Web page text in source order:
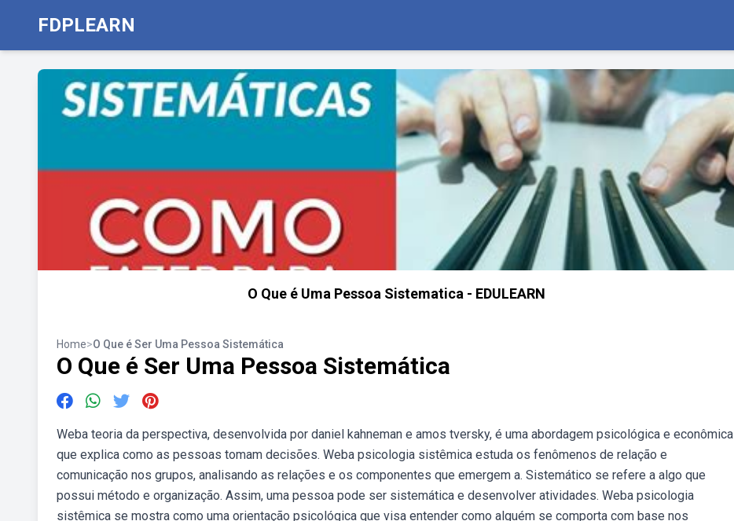
FDPLEARN
O Que é Uma Pessoa Sistematica - EDULEARN
Home>O Que é Ser Uma Pessoa Sistemática
O Que é Ser Uma Pessoa Sistemática
Weba teoria da perspectiva, desenvolvida por daniel kahneman e amos tversky, é uma abordagem psicológica e econômica
que explica como as pessoas tomam decisões. Weba psicologia sistêmica estuda os fenômenos de relação e
comunicação nos grupos, analisando as relações e os componentes que emergem a. Sistemático se refere a algo que
possui método e organização. Assim, uma pessoa pode ser sistemática e desenvolver atividades. Weba psicologia
sistêmica se mostra como uma orientação psicológica que visa entender como alguém se comporta com base nos